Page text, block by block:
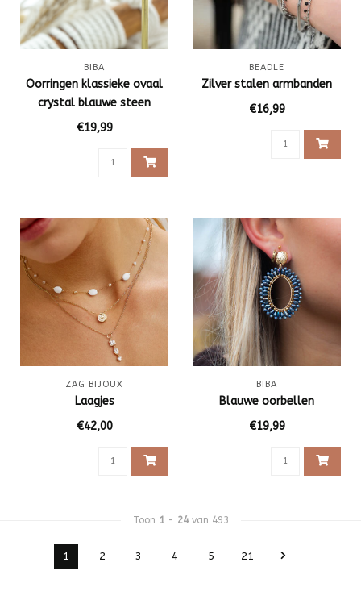
BIBA
Oorringen klassieke ovaal
crystal blauwe steen
€19,99
BEADLE
Zilver stalen armbanden
€16,99
ZAG BIJOUX
Laagjes
€42,00
BIBA
Blauwe oorbellen
€19,99
Toon 1- 24van 493
1 2 3 4 5 21